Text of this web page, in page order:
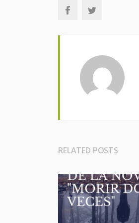
RELATED POSTS